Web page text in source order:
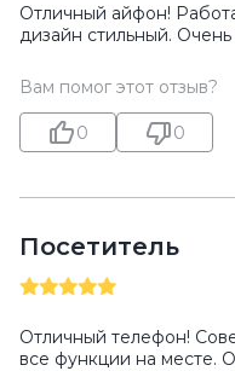
Отличный айфон!
дизайн стильный.
Вам помог этот отзыв?
0 0
Посетитель
Отличный телефон!
все функции на месте.